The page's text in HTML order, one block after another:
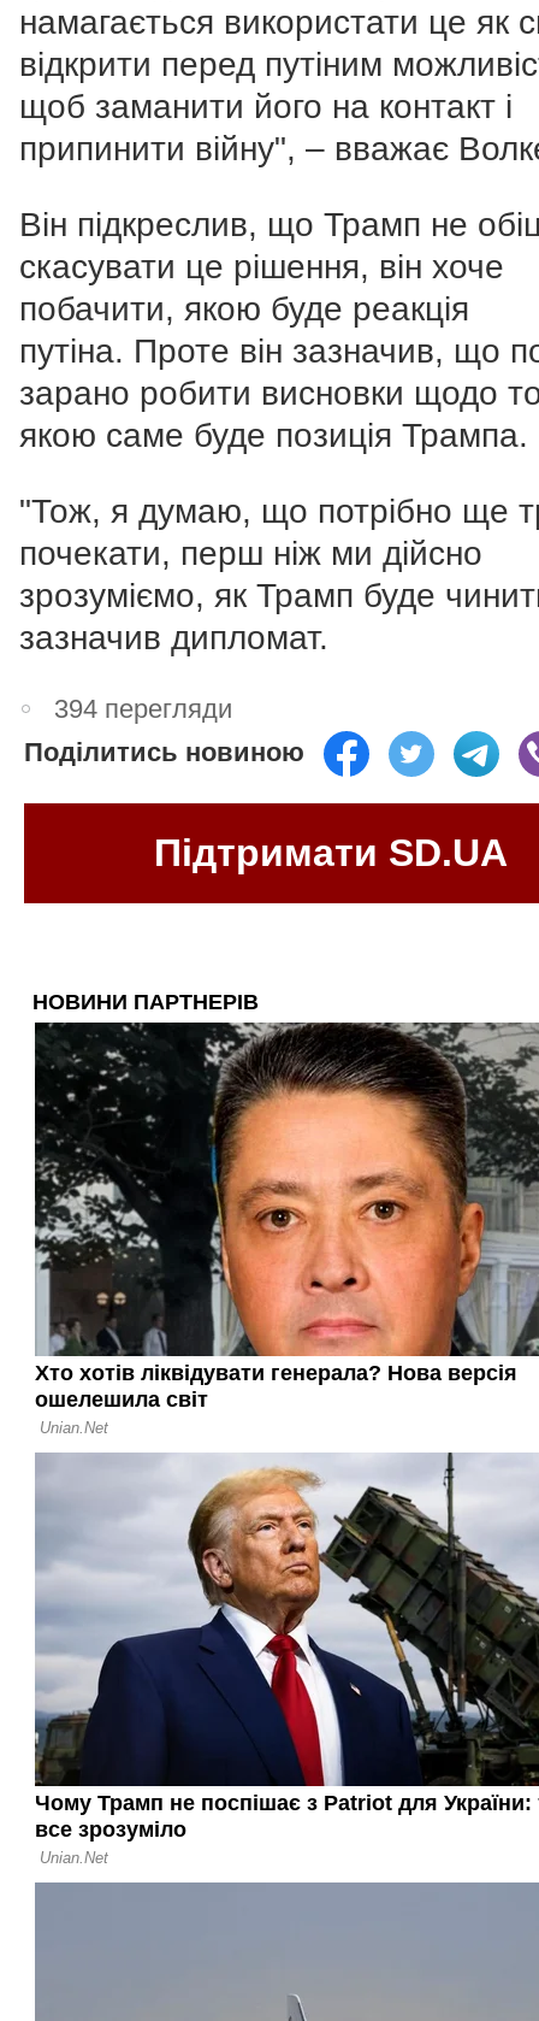
намагається використати це як
відкрити перед путіним
щоб заманити його на контакт і
припинити війну", – вважає
Він підкреслив, що Трамп не
скасувати це рішення, він хоче
побачити, якою буде реакція
путіна. Проте він зазначив, що
зарано робити висновки щодо
якою саме буде позиція Трампа.
"Тож, я думаю, що потрібно ще
почекати, перш ніж ми дійсно
зрозуміємо, як Трамп буде
зазначив дипломат.
394 перегляди
Поділитись новиною
Підтримати SD.UA